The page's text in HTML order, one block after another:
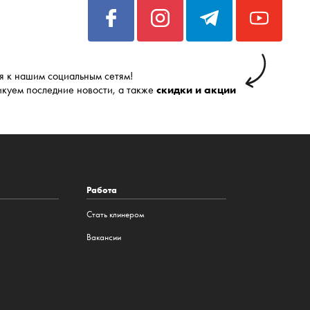
к нашим социальным сетям!
последние новости, а также скидки и акции
Работа
Стать клинером
Вакансии